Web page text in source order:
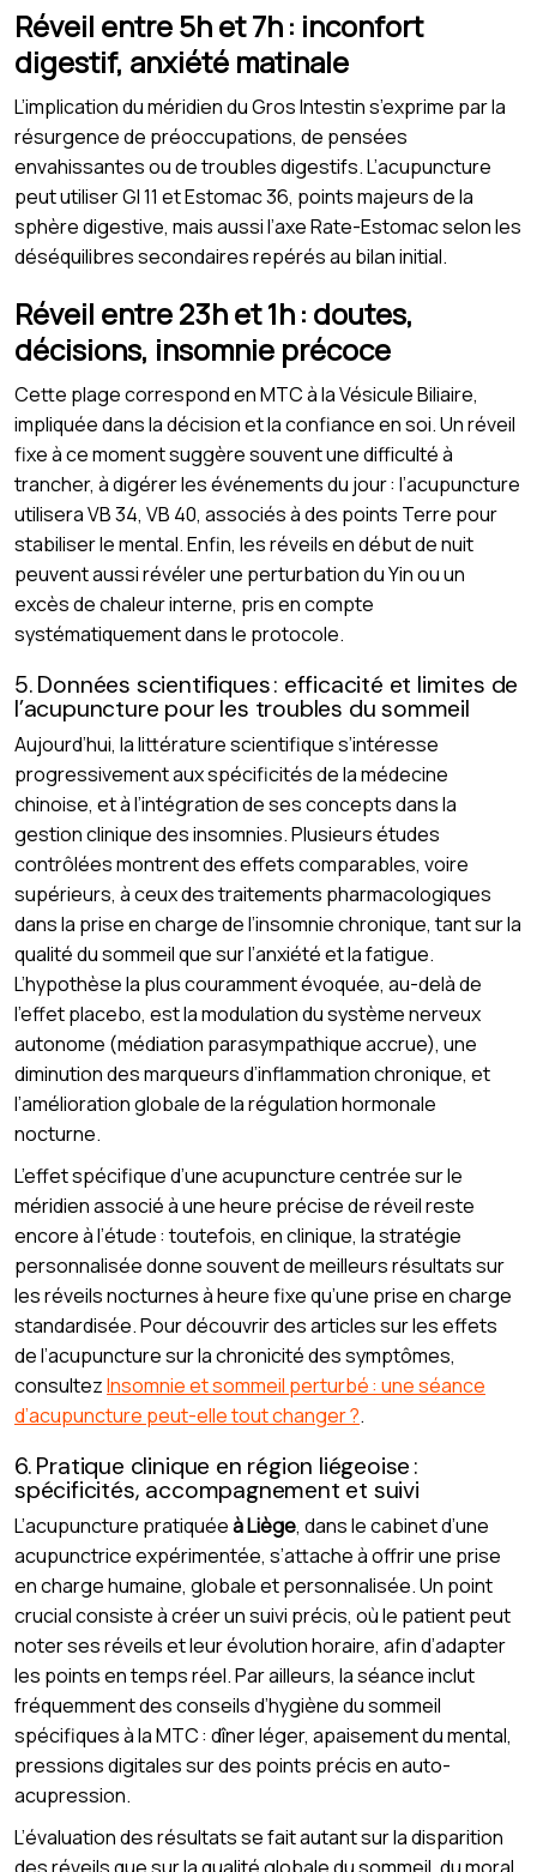
Réveil entre 5h et 7h : inconfort
digestif, anxiété matinale
L’implication du méridien du Gros Intestin s’exprime par la
résurgence de préoccupations, de pensées
envahissantes ou de troubles digestifs. L’acupuncture
peut utiliser GI 11 et Estomac 36, points majeurs de la
sphère digestive, mais aussi l’axe Rate-Estomac selon les
déséquilibres secondaires repérés au bilan initial.
Réveil entre 23h et 1h : doutes,
décisions, insomnie précoce
Cette plage correspond en MTC à la Vésicule Biliaire,
impliquée dans la décision et la confiance en soi. Un réveil
fixe à ce moment suggère souvent une difficulté à
trancher, à digérer les événements du jour : l’acupuncture
utilisera VB 34, VB 40, associés à des points Terre pour
stabiliser le mental. Enfin, les réveils en début de nuit
peuvent aussi révéler une perturbation du Yin ou un
excès de chaleur interne, pris en compte
systématiquement dans le protocole.
5. Données scientifiques : efficacité et limites de
l’acupuncture pour les troubles du sommeil
Aujourd’hui, la littérature scientifique s’intéresse
progressivement aux spécificités de la médecine
chinoise, et à l’intégration de ses concepts dans la
gestion clinique des insomnies. Plusieurs études
contrôlées montrent des effets comparables, voire
supérieurs, à ceux des traitements pharmacologiques
dans la prise en charge de l’insomnie chronique, tant sur la
qualité du sommeil que sur l’anxiété et la fatigue.
L’hypothèse la plus couramment évoquée, au-delà de
l’effet placebo, est la modulation du système nerveux
autonome (médiation parasympathique accrue), une
diminution des marqueurs d’inflammation chronique, et
l’amélioration globale de la régulation hormonale
nocturne.
L’effet spécifique d’une acupuncture centrée sur le
méridien associé à une heure précise de réveil reste
encore à l’étude : toutefois, en clinique, la stratégie
personnalisée donne souvent de meilleurs résultats sur
les réveils nocturnes à heure fixe qu’une prise en charge
standardisée. Pour découvrir des articles sur les effets
de l’acupuncture sur la chronicité des symptômes,
consultezInsomnie et sommeil perturbé : une séance
d’acupuncture peut-elle tout changer ?.
6. Pratique clinique en région liégeoise :
spécificités, accompagnement et suivi
L’acupuncture pratiquéeà Liège, dans le cabinet d’une
acupunctrice expérimentée, s’attache à offrir une prise
en charge humaine, globale et personnalisée. Un point
crucial consiste à créer un suivi précis, où le patient peut
noter ses réveils et leur évolution horaire, afin d’adapter
les points en temps réel. Par ailleurs, la séance inclut
fréquemment des conseils d’hygiène du sommeil
spécifiques à la MTC : dîner léger, apaisement du mental,
pressions digitales sur des points précis en auto-
acupression.
L’évaluation des résultats se fait autant sur la disparition
des réveils que sur la qualité globale du sommeil, du moral,